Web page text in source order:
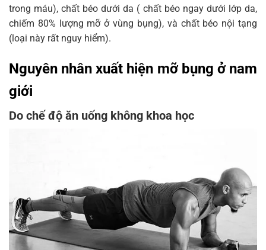
trong máu), chất béo dưới da ( chất béo ngay dưới lớp da,
chiếm 80% lượng mỡ ở vùng bụng), và chất béo nội tạng
(loại này rất nguy hiểm).
Nguyên nhân xuất hiện mỡ bụng ở nam
giới
Do chế độ ăn uống không khoa học